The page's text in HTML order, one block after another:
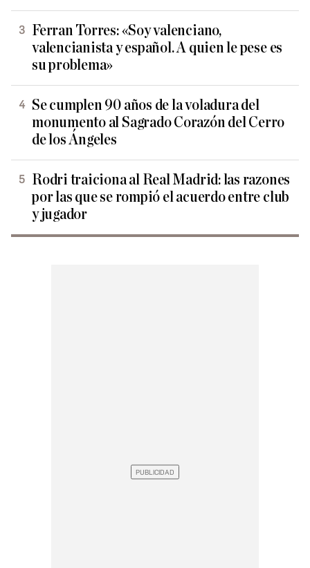
Ferran Torres: «Soy valenciano,
valencianista y español. A quien le pese es
su problema»
Se cumplen 90 años de la voladura del
monumento al Sagrado Corazón del Cerro
de los Ángeles
Rodri traiciona al Real Madrid: las razones
por las que se rompió el acuerdo entre club
y jugador